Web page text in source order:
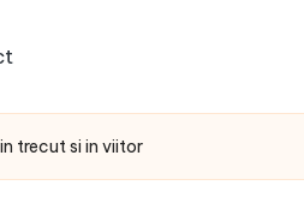
trecut si in viitor